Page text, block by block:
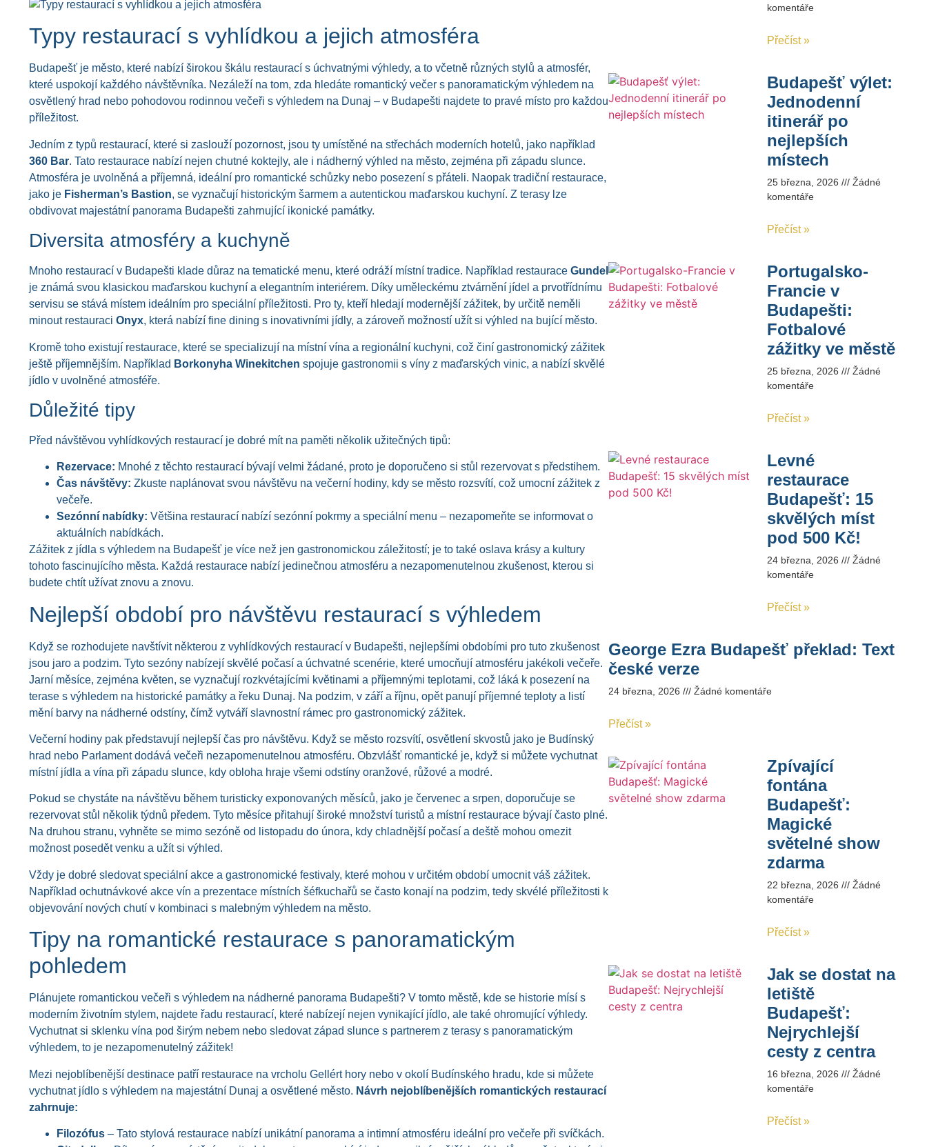
Typy restaurací s vyhlídkou a jejich atmosféra
Budapešť je město, které nabízí širokou škálu restaurací s úchvatnými výhledy, a to včetně různých stylů a atmosfér,
které uspokojí každého návštěvníka. Nezáleží na tom, zda hledáte romantický večer s panoramatickým výhledem na
osvětlený hrad nebo pohodovou rodinnou večeři s výhledem na Dunaj – v Budapešti najdete to pravé místo pro každou
příležitost.
Jedním z typů restaurací, které si zaslouží pozornost, jsou ty umístěné na střechách moderních hotelů, jako například
360 Bar. Tato restaurace nabízí nejen chutné koktejly, ale i nádherný výhled na město, zejména při západu slunce.
Atmosféra je uvolněná a příjemná, ideální pro romantické schůzky nebo posezení s přáteli. Naopak tradiční restaurace,
jako je Fisherman’s Bastion, se vyznačují historickým šarmem a autentickou maďarskou kuchyní. Z terasy lze
obdivovat majestátní panorama Budapešti zahrnující ikonické památky.
Diversita atmosféry a kuchyně
Mnoho restaurací v Budapešti klade důraz na tematické menu, které odráží místní tradice. Například restaurace Gundel
je známá svou klasickou maďarskou kuchyní a elegantním interiérem. Díky uměleckému ztvárnění jídel a prvotřídnímu
servisu se stává místem ideálním pro speciální příležitosti. Pro ty, kteří hledají modernější zážitek, by určitě neměli
minout restauraci Onyx, která nabízí fine dining s inovativními jídly, a zároveň možností užít si výhled na bující město.
Kromě toho existují restaurace, které se specializují na místní vína a regionální kuchyni, což činí gastronomický zážitek
ještě příjemnějším. Například Borkonyha Winekitchen spojuje gastronomii s víny z maďarských vinic, a nabízí skvělé
jídlo v uvolněné atmosféře.
Důležité tipy
Před návštěvou vyhlídkových restaurací je dobré mít na paměti několik užitečných tipů:
Rezervace: Mnohé z těchto restaurací bývají velmi žádané, proto je doporučeno si stůl rezervovat s předstihem.
Čas návštěvy: Zkuste naplánovat svou návštěvu na večerní hodiny, kdy se město rozsvítí, což umocní zážitek z
večeře.
Sezónní nabídky: Většina restaurací nabízí sezónní pokrmy a speciální menu – nezapomeňte se informovat o
aktuálních nabídkách.
Zážitek z jídla s výhledem na Budapešť je více než jen gastronomickou záležitostí; je to také oslava krásy a kultury
tohoto fascinujícího města. Každá restaurace nabízí jedinečnou atmosféru a nezapomenutelnou zkušenost, kterou si
budete chtít užívat znovu a znovu.
Nejlepší období pro návštěvu restaurací s výhledem
Když se rozhodujete navštívit některou z vyhlídkových restaurací v Budapešti, nejlepšími obdobími pro tuto zkušenost
jsou jaro a podzim. Tyto sezóny nabízejí skvělé počasí a úchvatné scenérie, které umocňují atmosféru jakékoli večeře.
Jarní měsíce, zejména květen, se vyznačují rozkvétajícími květinami a příjemnými teplotami, což láká k posezení na
terase s výhledem na historické památky a řeku Dunaj. Na podzim, v září a říjnu, opět panují příjemné teploty a listí
mění barvy na nádherné odstíny, čímž vytváří slavnostní rámec pro gastronomický zážitek.
Večerní hodiny pak představují nejlepší čas pro návštěvu. Když se město rozsvítí, osvětlení skvostů jako je Budínský
hrad nebo Parlament dodává večeři nezapomenutelnou atmosféru. Obzvlášť romantické je, když si můžete vychutnat
místní jídla a vína při západu slunce, kdy obloha hraje všemi odstíny oranžové, růžové a modré.
Pokud se chystáte na návštěvu během turisticky exponovaných měsíců, jako je červenec a srpen, doporučuje se
rezervovat stůl několik týdnů předem. Tyto měsíce přitahují široké množství turistů a místní restaurace bývají často plné.
Na druhou stranu, vyhněte se mimo sezóně od listopadu do února, kdy chladnější počasí a deště mohou omezit
možnost posedět venku a užít si výhled.
Vždy je dobré sledovat speciální akce a gastronomické festivaly, které mohou v určitém období umocnit váš zážitek.
Například ochutnávkové akce vín a prezentace místních šéfkuchařů se často konají na podzim, tedy skvélé příležitosti k
objevování nových chutí v kombinaci s malebným výhledem na město.
Tipy na romantické restaurace s panoramatickým
pohledem
Plánujete romantickou večeři s výhledem na nádherné panorama Budapešti? V tomto městě, kde se historie mísí s
moderním životním stylem, najdete řadu restaurací, které nabízejí nejen vynikající jídlo, ale také ohromující výhledy.
Vychutnat si sklenku vína pod širým nebem nebo sledovat západ slunce s partnerem z terasy s panoramatickým
výhledem, to je nezapomenutelný zážitek!
Mezi nejoblíbenější destinace patří restaurace na vrcholu Gellért hory nebo v okolí Budínského hradu, kde si můžete
vychutnat jídlo s výhledem na majestátní Dunaj a osvětlené město. Návrh nejoblíbenějších romantických restaurací
zahrnuje:
Filozófus – Tato stylová restaurace nabízí unikátní panorama a intimní atmosféru ideální pro večeře při svíčkách.
komentáře
Přečíst »
Budapešť výlet:
Jednodenní
itinerář po
nejlepších
místech
25 března, 2026
Žádné
komentáře
Přečíst »
Portugalsko-
Francie v
Budapešti:
Fotbalové
zážitky ve městě
25 března, 2026
Žádné
komentáře
Přečíst »
Levné
restaurace
Budapešť: 15
skvělých míst
pod 500 Kč!
24 března, 2026
Žádné
komentáře
Přečíst »
George Ezra Budapešť překlad: Text
české verze
24 března, 2026 Žádné komentáře
Přečíst »
Zpívající
fontána
Budapešť:
Magické
světelné show
zdarma
22 března, 2026
Žádné
komentáře
Přečíst »
Jak se dostat na
letiště
Budapešť:
Nejrychlejší
cesty z centra
16 března, 2026
Žádné
komentáře
Přečíst »